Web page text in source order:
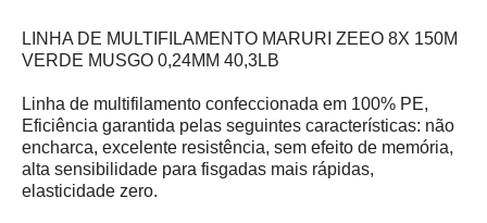
LINHA DE MULTIFILAMENTO MARURI ZEEO 8X 150M
VERDE MUSGO 0,24MM 40,3LB
Linha de multifilamento confeccionada em 100% PE,
Eficiência garantida pelas seguintes características: não
encharca, excelente resistência, sem efeito de memória,
alta sensibilidade para fisgadas mais rápidas,
elasticidade zero.